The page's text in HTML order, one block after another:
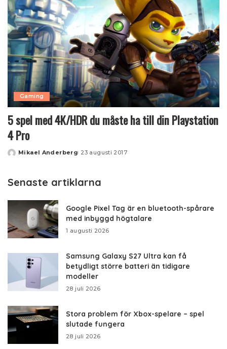
Gaming
5 spel med 4K/HDR du måste ha till din Playstation
4 Pro
Posted
Mikael Anderberg 23 augusti 2017
Senaste artiklarna
Google Pixel Tag är en bluetooth-spårare
med inbyggd högtalare
1 augusti 2026
Samsung Galaxy S27 Ultra kan få
betydligt större batteri än tidigare
modeller
28 juli 2026
Stora problem för Xbox-spelare – spel
slutade fungera
28 juli 2026